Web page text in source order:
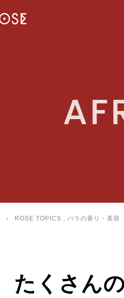
ROSE TOPICS ,バラの香り・美容
たくさん